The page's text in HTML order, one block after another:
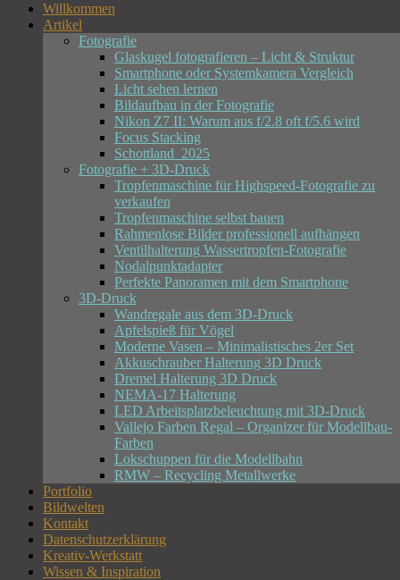
Willkommen
Artikel
Fotografie
Glaskugel fotografieren – Licht & Struktur
Smartphone oder Systemkamera Vergleich
Licht sehen lernen
Bildaufbau in der Fotografie
Nikon Z7 II: Warum aus f/2.8 oft f/5.6 wird
Focus Stacking
Schottland_2025
Fotografie + 3D-Druck
Tropfenmaschine für Highspeed-Fotografie zu
verkaufen
Tropfenmaschine selbst bauen
Rahmenlose Bilder professionell aufhängen
Ventilhalterung Wassertropfen-Fotografie
Nodalpunktadapter
Perfekte Panoramen mit dem Smartphone
3D-Druck
Wandregale aus dem 3D-Druck
Apfelspieß für Vögel
Moderne Vasen – Minimalistisches 2er Set
Akkuschrauber Halterung 3D Druck
Dremel Halterung 3D Druck
NEMA-17 Halterung
LED Arbeitsplatzbeleuchtung mit 3D-Druck
Vallejo Farben Regal – Organizer für Modellbau-
Farben
Lokschuppen für die Modellbahn
RMW – Recycling Metallwerke
Portfolio
Bildwelten
Kontakt
Datenschutzerklärung
Kreativ-Werkstatt
Wissen & Inspiration